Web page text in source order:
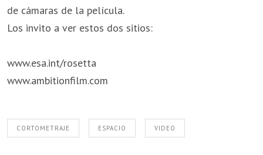
de cámaras de la película.
Los invito a ver estos dos sitios:
www.esa.int/rosetta
www.ambitionfilm.com
CORTOMETRAJE ESPACIO VIDEO